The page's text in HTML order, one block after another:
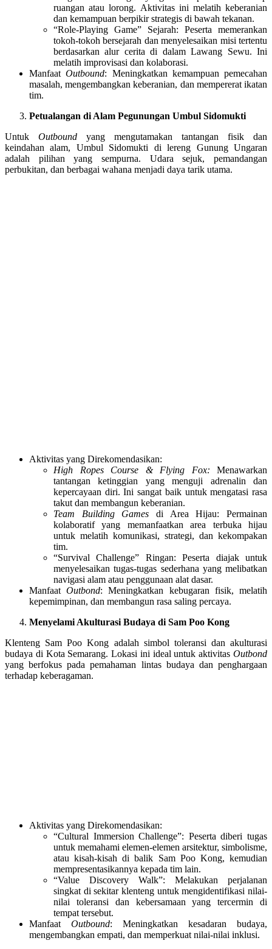
ruangan atau lorong. Aktivitas ini melatih keberanian
dan kemampuan berpikir strategis di bawah tekanan.
“Role-Playing Game” Sejarah: Peserta memerankan
tokoh-tokoh bersejarah dan menyelesaikan misi tertentu
berdasarkan alur cerita di dalam Lawang Sewu. Ini
melatih improvisasi dan kolaborasi.
ManfaatOutbound: Meningkatkan kemampuan pemecahan
masalah, mengembangkan keberanian, dan mempererat ikatan
tim.
Petualangan di Alam Pegunungan Umbul Sidomukti
Untuk Outbound yang mengutamakan tantangan fisik dan
keindahan alam, Umbul Sidomukti di lereng Gunung Ungaran
adalah pilihan yang sempurna. Udara sejuk, pemandangan
perbukitan, dan berbagai wahana menjadi daya tarik utama.
Aktivitas yang Direkomendasikan:
High Ropes Course & Flying Fox: Menawarkan
tantangan ketinggian yang menguji adrenalin dan
kepercayaan diri. Ini sangat baik untuk mengatasi rasa
takut dan membangun keberanian.
Team Building Games di Area Hijau: Permainan
kolaboratif yang memanfaatkan area terbuka hijau
untuk melatih komunikasi, strategi, dan kekompakan
tim.
“Survival Challenge” Ringan: Peserta diajak untuk
menyelesaikan tugas-tugas sederhana yang melibatkan
navigasi alam atau penggunaan alat dasar.
ManfaatOutbond: Meningkatkan kebugaran fisik, melatih
kepemimpinan, dan membangun rasa saling percaya.
Menyelami Akulturasi Budaya di Sam Poo Kong
Klenteng Sam Poo Kong adalah simbol toleransi dan akulturasi
budaya di Kota Semarang. Lokasi ini ideal untuk aktivitas Outbond
yang berfokus pada pemahaman lintas budaya dan penghargaan
terhadap keberagaman.
Aktivitas yang Direkomendasikan:
“Cultural Immersion Challenge”: Peserta diberi tugas
untuk memahami elemen-elemen arsitektur, simbolisme,
atau kisah-kisah di balik Sam Poo Kong, kemudian
mempresentasikannya kepada tim lain.
“Value Discovery Walk”: Melakukan perjalanan
singkat di sekitar klenteng untuk mengidentifikasi nilai-
nilai toleransi dan kebersamaan yang tercermin di
tempat tersebut.
Manfaat Outbound: Meningkatkan kesadaran budaya,
mengembangkan empati, dan memperkuat nilai-nilai inklusi.